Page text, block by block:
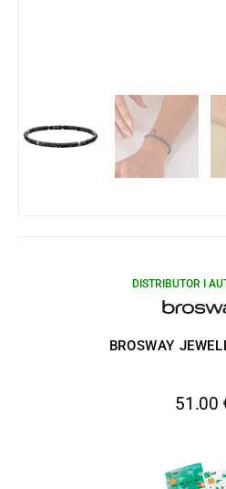
DISTRIBUTOR I
BROSWAY
51.00